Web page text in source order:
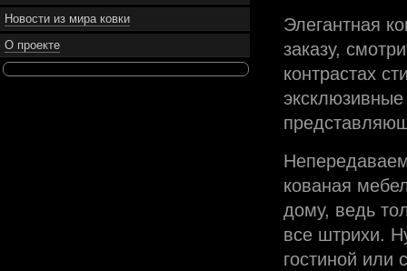
Новости из мира ковки
О проекте
Элегантная
заказу,
контрастах
кованая
дому, ведь
все штрихи.
гостиной или